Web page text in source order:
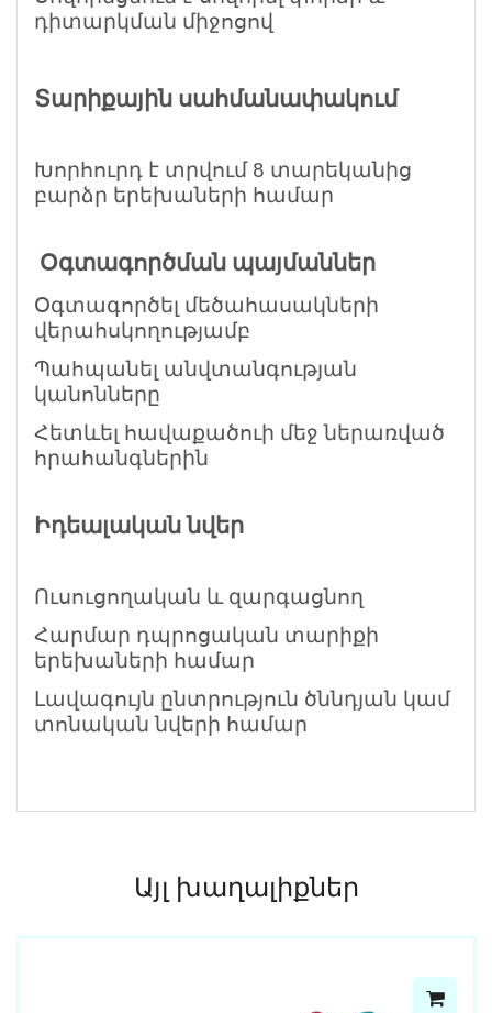
դիտարկման միջոցով
Տարիքային սահմանափակում
Խորհուրդ է տրվում 8 տարեկանից
բարձր երեխաների համար
️ Օգտագործման պայմաններ
Օգտագործել մեծահասակների
վերահսկողությամբ
Պահպանել անվտանգության
կանոնները
Հետևել հավաքածուի մեջ ներառված
հրահանգներին
Իդեալական նվեր
Ուսուցողական և զարգացնող
Հարմար դպրոցական տարիքի
երեխաների համար
Լավագույն ընտրություն ծննդյան կամ
տոնական նվերի համար
Այլ խաղալիքներ